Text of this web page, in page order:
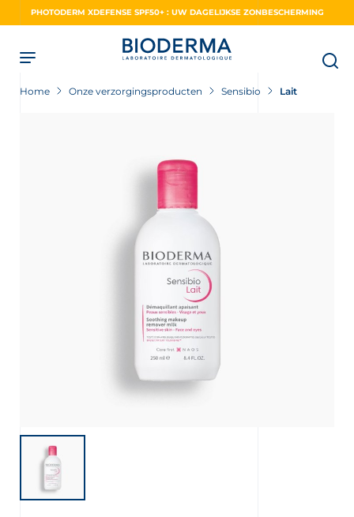
PHOTODERM XDEFENSE SPF50+ : UW DAGELIJKSE ZONBESCHERMING
Home Onze verzorgingsproducten Sensibio Lait